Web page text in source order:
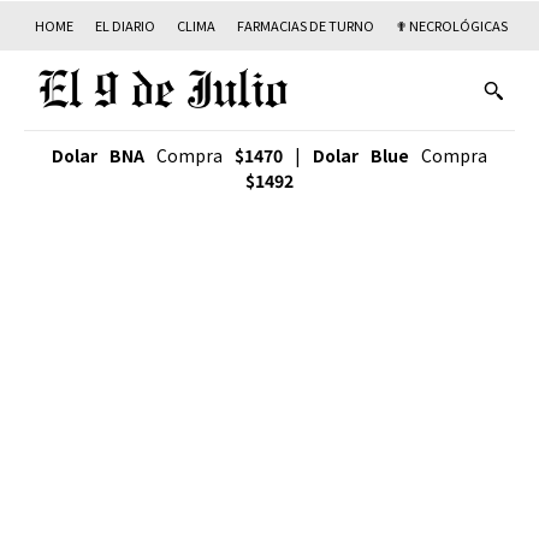
HOME EL DIARIO CLIMA FARMACIAS DE TURNO ✟ NECROLÓGICAS
Dolar BNA Compra $1470 | Dolar Blue Compra
$1492